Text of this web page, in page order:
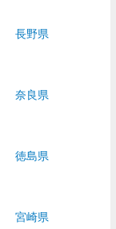
長野県
奈良県
徳島県
宮崎県